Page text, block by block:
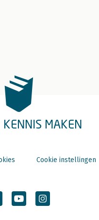
KENNIS MAKEN
Cookie instellingen